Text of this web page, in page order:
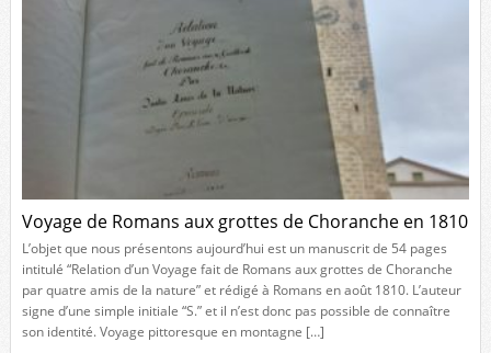
Voyage de Romans aux grottes de Choranche en 1810
L’objet que nous présentons aujourd’hui est un manuscrit de 54 pages
intitulé “Relation d’un Voyage fait de Romans aux grottes de Choranche
par quatre amis de la nature” et rédigé à Romans en août 1810. L’auteur
signe d’une simple initiale “S.” et il n’est donc pas possible de connaître
son identité. Voyage pittoresque en montagne […]